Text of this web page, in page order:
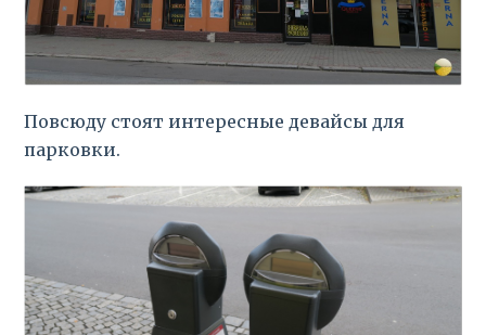
Повсюду стоят интересные девайсы для
парковки.